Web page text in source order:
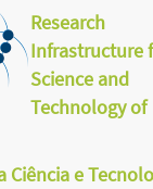
Research
Infrastructure
Science and
Technology of
e